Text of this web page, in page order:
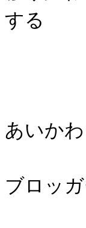
する
あいか
ブロッ